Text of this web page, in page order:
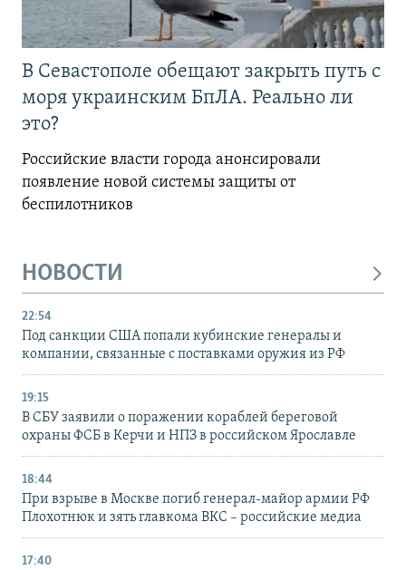
В Севастополе обещают закрыть путь с
моря украинским БпЛА. Реально ли
это?
Российские власти города анонсировали
появление новой системы защиты от
беспилотников
НОВОСТИ
22:54
Под санкции США попали кубинские генералы и
компании, связанные с поставками оружия из РФ
19:15
В СБУ заявили о поражении кораблей береговой
охраны ФСБ в Керчи и НПЗ в российском Ярославле
18:44
При взрыве в Москве погиб генерал-майор армии РФ
Плохотнюк и зять главкома ВКС – российские медиа
17:40